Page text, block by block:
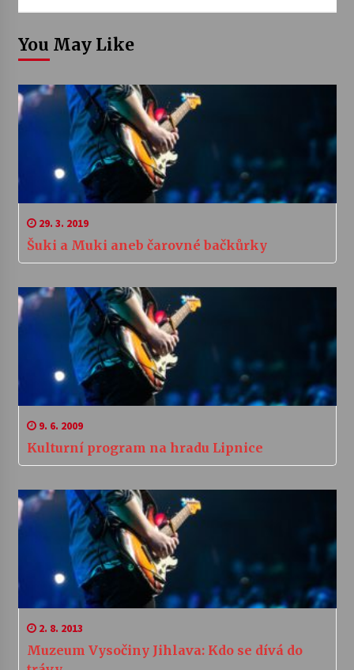
You May Like
29. 3. 2019
Šuki a Muki aneb čarovné bačkůrky
9. 6. 2009
Kulturní program na hradu Lipnice
2. 8. 2013
Muzeum Vysočiny Jihlava: Kdo se dívá do